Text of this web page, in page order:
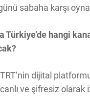
sabaha karşı
Türkiye’de hangi
dijital
ve şifresiz olarak